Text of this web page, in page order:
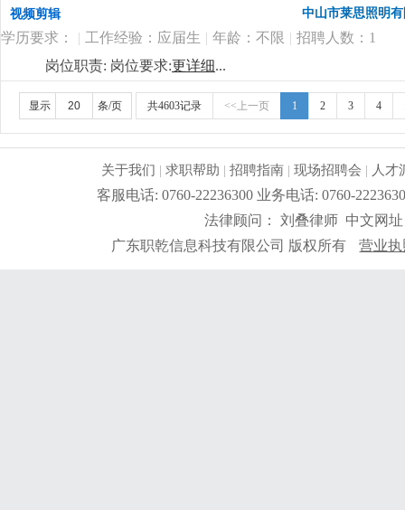
视频剪辑 中山市莱思照明
学历要求： | 工作经验：应届生 | 年龄：不限 | 招聘人数：1
岗位职责: 岗位要求:更详细...
显示 条/页 共4603记录 <<上一页 1 2 3 4
关于我们 |求职帮助 |招聘指南 |现场招聘会 | 人才
客服电话: 0760-22236300 业务电话: 0760-
法律顾问： 刘叠律师 中文网
广东职乾信息科技有限公司 版权所有
营业